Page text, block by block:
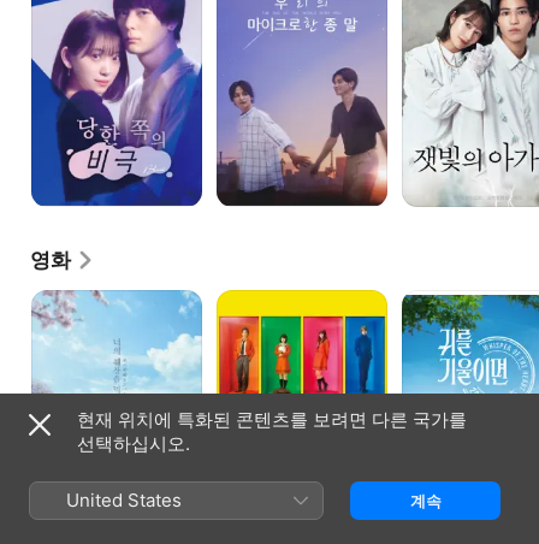
영화
너의
췌장을
먹고
옆자리
괴물군
귀를
기울이면
현재 위치에 특화된 콘텐츠를 보려면 다른 국가를
선택하십시오.
United States 계속